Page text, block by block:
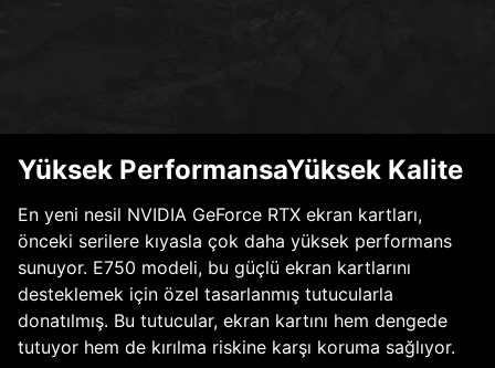
Yüksek PerformansaYüksek Kalite
En yeni nesil NVIDIA GeForce RTX ekran kartları,
önceki serilere kıyasla çok daha yüksek performans
sunuyor. E750 modeli, bu güçlü ekran kartlarını
desteklemek için özel tasarlanmış tutucularla
donatılmış. Bu tutucular, ekran kartını hem dengede
tutuyor hem de kırılma riskine karşı koruma sağlıyor.